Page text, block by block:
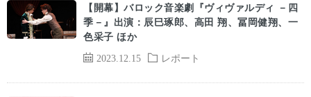
2023.12.15 レポート
【開幕】バロック音楽劇『ヴィヴァルディ －四
季－』出演：辰巳琢郎、高田 翔、冨岡健翔、一
色采子 ほか